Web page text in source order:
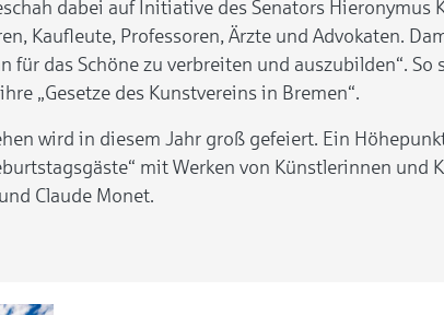
dabei auf Initiative des Senators
Kaufleute, Professoren, Ärzte und Advokaten.
für das Schöne zu verbreiten und auszubilden“. So
„Gesetze des Kunstvereins in Bremen“.
wird in diesem Jahr groß gefeiert. Ein
mit Werken von Künstlerinnen und
Claude Monet.